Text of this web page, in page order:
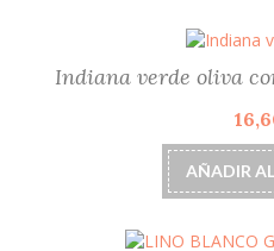
Indiana verde oliva
AÑADIR